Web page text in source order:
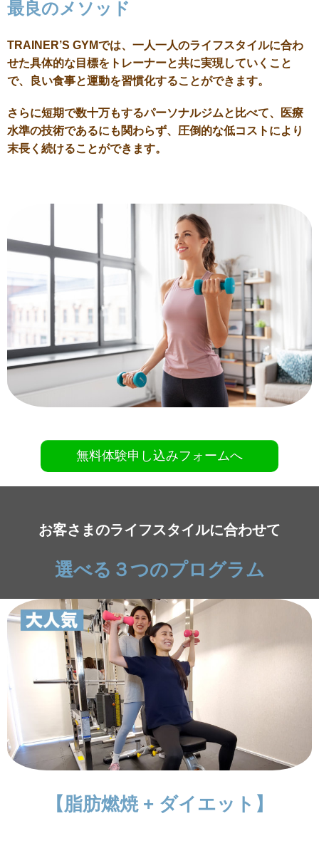
最良のメソッド
TRAINER’S GYMでは、一人一人のライフスタイルに合わ
せた具体的な目標をトレーナーと共に実現していくこと
で、良い食事と運動を習慣化することができます。
さらに短期で数十万もするパーソナルジムと比べて、医療
水準の技術であるにも関わらず、圧倒的な低コストにより
末長く続けることができます。
無料体験申し込みフォームへ
お客さまのライフスタイルに合わせて
選べる３つのプログラム
【脂肪燃焼 + ダイエット】